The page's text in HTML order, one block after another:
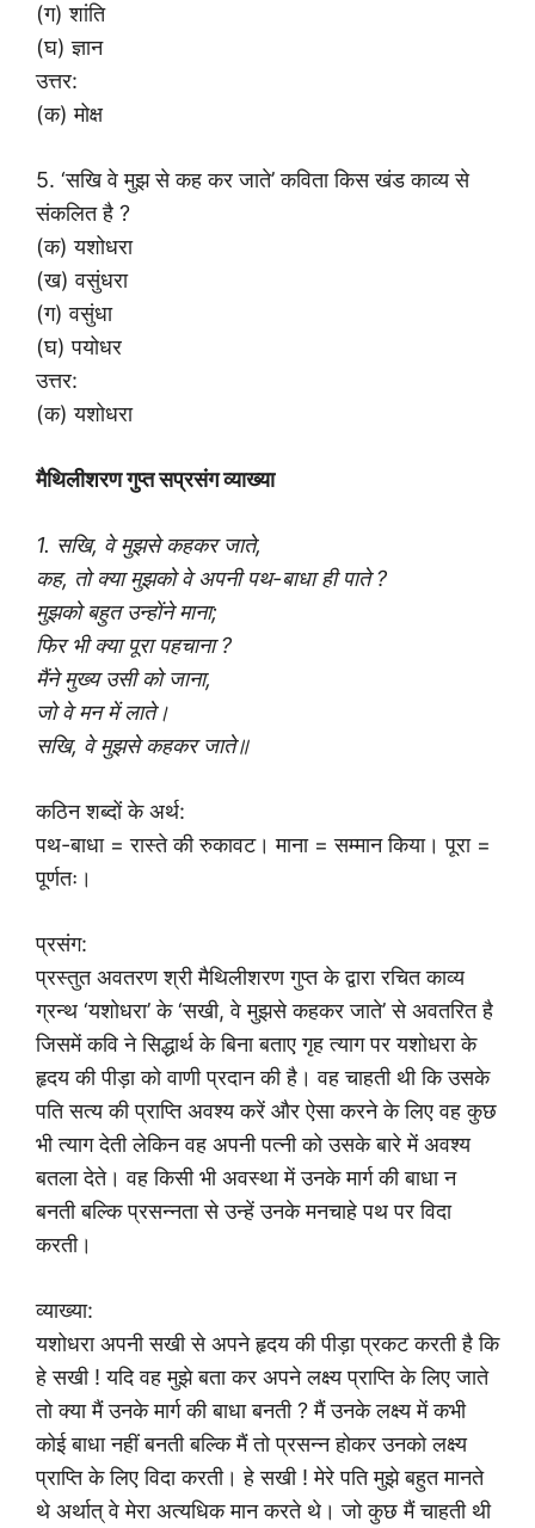
(ग) शांति
(घ) ज्ञान
उत्तर:
(क) मोक्ष
5. ‘सखि वे मुझ से कह कर जाते’ कविता किस खंड काव्य से
संकलित है ?
(क) यशोधरा
(ख) वसुंधरा
(ग) वसुंधा
(घ) पयोधर
उत्तर:
(क) यशोधरा
मैथिलीशरण गुप्त सप्रसंग व्याख्या
1. सखि, वे मुझसे कहकर जाते,
कह, तो क्या मुझको वे अपनी पथ-बाधा ही पाते ?
मुझको बहुत उन्होंने माना;
फिर भी क्या पूरा पहचाना ?
मैंने मुख्य उसी को जाना,
जो वे मन में लाते।
सखि, वे मुझसे कहकर जाते॥
कठिन शब्दों के अर्थ:
पथ-बाधा = रास्ते की रुकावट। माना = सम्मान किया। पूरा =
पूर्णतः।
प्रसंग:
प्रस्तुत अवतरण श्री मैथिलीशरण गुप्त के द्वारा रचित काव्य
ग्रन्थ ‘यशोधरा’ के ‘सखी, वे मुझसे कहकर जाते’ से अवतरित है
जिसमें कवि ने सिद्धार्थ के बिना बताए गृह त्याग पर यशोधरा के
हृदय की पीड़ा को वाणी प्रदान की है। वह चाहती थी कि उसके
पति सत्य की प्राप्ति अवश्य करें और ऐसा करने के लिए वह कुछ
भी त्याग देती लेकिन वह अपनी पत्नी को उसके बारे में अवश्य
बतला देते। वह किसी भी अवस्था में उनके मार्ग की बाधा न
बनती बल्कि प्रसन्नता से उन्हें उनके मनचाहे पथ पर विदा
करती।
व्याख्या:
यशोधरा अपनी सखी से अपने हृदय की पीड़ा प्रकट करती है कि
हे सखी ! यदि वह मुझे बता कर अपने लक्ष्य प्राप्ति के लिए जाते
तो क्या मैं उनके मार्ग की बाधा बनती ? मैं उनके लक्ष्य में कभी
कोई बाधा नहीं बनती बल्कि मैं तो प्रसन्न होकर उनको लक्ष्य
प्राप्ति के लिए विदा करती। हे सखी ! मेरे पति मुझे बहुत मानते
थे अर्थात् वे मेरा अत्यधिक मान करते थे। जो कुछ मैं चाहती थी